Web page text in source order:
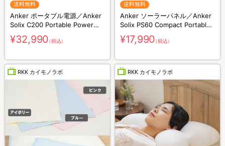
送料無料
Anker ポータブル電源／Anker
Solix C200 Portable Power
Station／230Wh／8ポート／防
災グッズ／災害対策
¥32,990（税込）
送料無料
Anker ソーラーパネル／Anker
Solix PS60 Compact Portable
Solar Panel／60W／防災グッズ
／災害対策
¥17,990（税込）
RKK カイモノラボ RKK カイモノラボ